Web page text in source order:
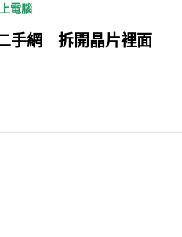
電腦
手網 拆開晶片裡面